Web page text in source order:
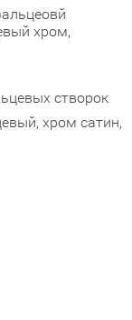
хром,
створок
хром сатин,